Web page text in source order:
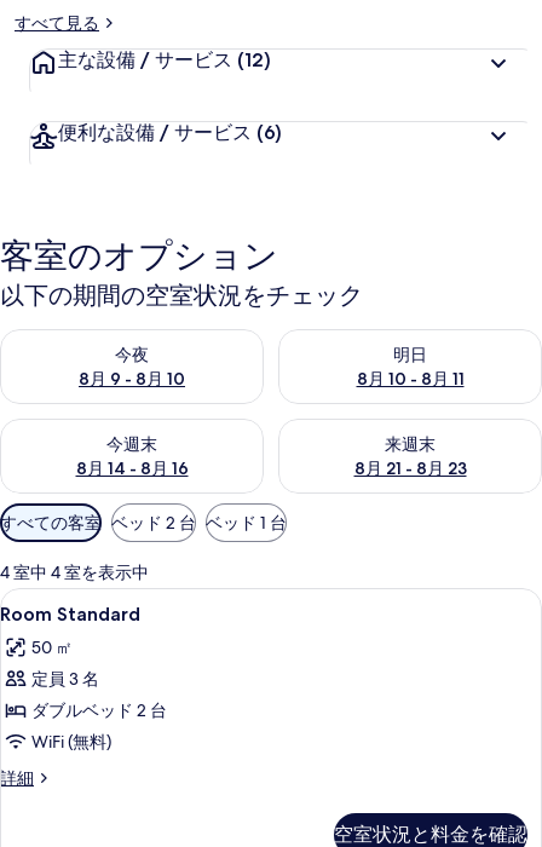
ブ
ラ
リ
ー
すべて見る
主な設備 / サービス (12)
便利な設備 / サービス (6)
客室のオプション
以下の期間の空室状況をチェック
今夜
8月 9 - 8月 10
今夜 8月 9 - 8月 10 の空室状況をチェック
明日
8月 10 - 8月 11
明日 8月 10 - 8月 11 の空室状
今週末
8月 14 - 8月 16
今週末 8月 14 - 8月 16 の空室状況をチェック
来週末
8月 21 - 8月 23
来週末 8月 21 - 8月 23 の空室
利
用
可
能
な
客
室
の
り
込
すべての客室 ベッド 2 台 ベッド 1 台
4 室中 4 室を表示中
Room
Standard
の
す
べ
て
の
セーフティボックス (室内)、遮光カ
6
Room Standard
50 ㎡
定員 3 名
ダブルベッド 2 台
WiFi (無料)
詳細
Room
空室状況と料金を確認